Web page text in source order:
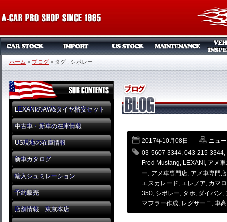
ホーム > ブログ > タグ : シボレー
LEXANIのAW&タイヤ格安セット
中古車・新車の在庫情報
US現地の在庫情報
新車カタログ
輸入シュミレーション
予約販売
店舗情報 東京本店
2017年10月08日
ニュ
03-5607-3344, 043-215-3344,
Frod Mustang, LEXANI , アメ
ー, アメ車専門店, アメ車専門
エスカレード, エレノア, カマロ
350, シボレー, タホ, ダイバン,
マフラー作成, レグザーニ, 車